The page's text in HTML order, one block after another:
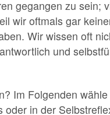
gegangen zu sein;
wir oftmals gar
Wir wissen oft
und
Im Folgenden
in der